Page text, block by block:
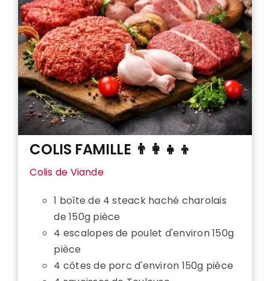
COLIS FAMILLE 👨‍👩‍👧‍👦
Colis de Viande
1 boîte de 4 steack haché charolais
de 150g pièce
4 escalopes de poulet d'environ 150g
pièce
4 côtes de porc d'environ 150g pièce